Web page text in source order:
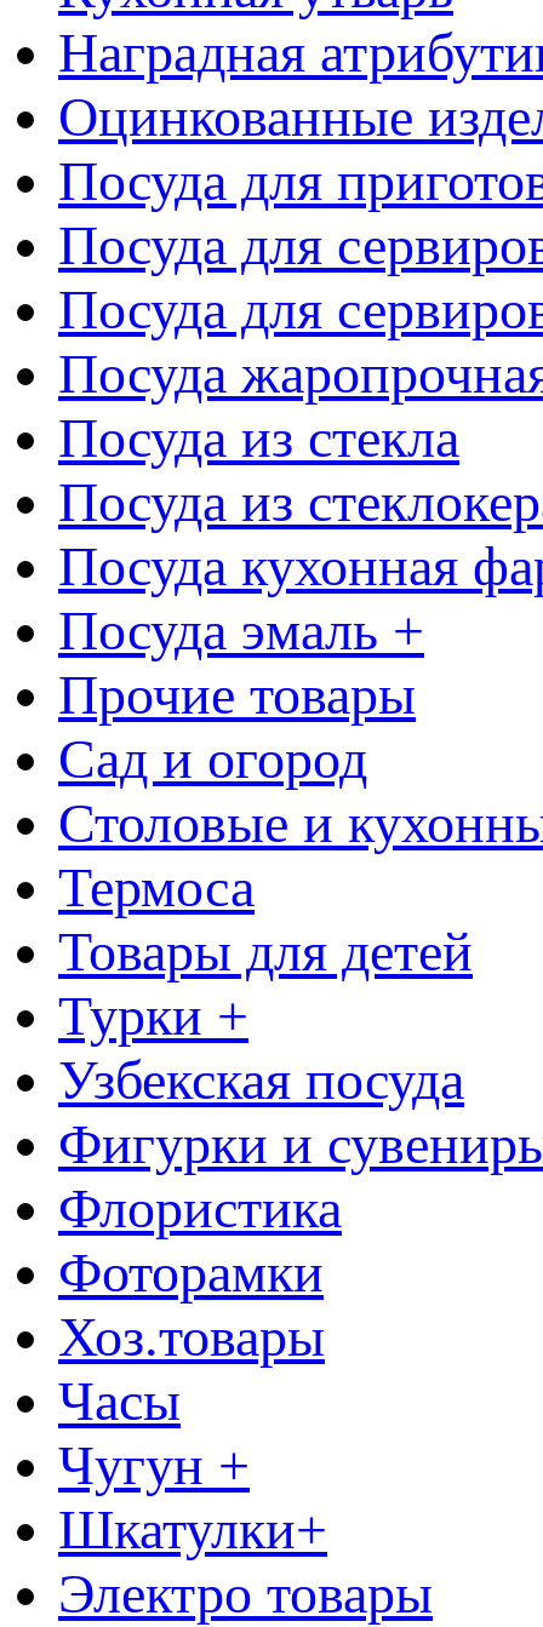
Наградная
Оцинкованные
Посуда для
Посуда для
Посуда для
Посуда
Посуда из стекла
Посуда из
Посуда кухонная
Посуда эмаль +
Прочие товары
Сад и огород
Столовые и
Термоса
Товары для детей
Турки +
Узбекская посуда
Фигурки и
Флористика
Фоторамки
Хоз.товары
Часы
Чугун +
Шкатулки+
Электро товары